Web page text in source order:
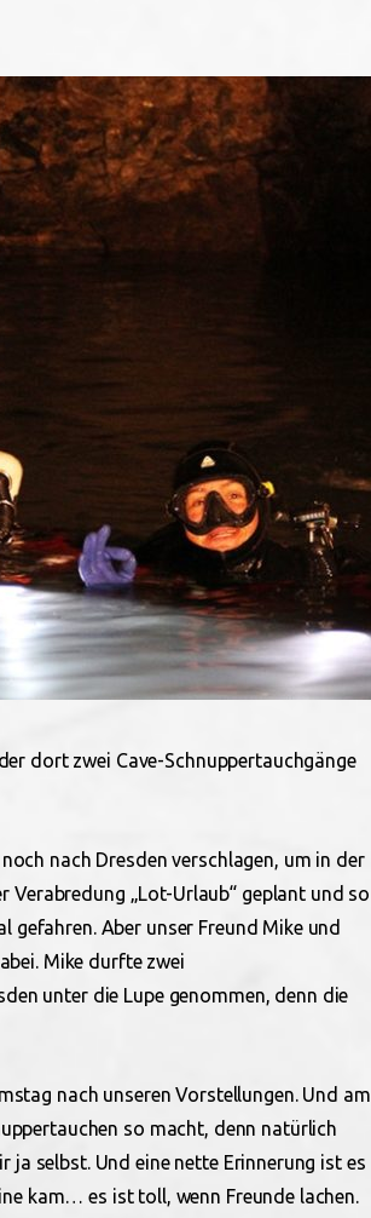
dort zwei Cave-Schnuppertauchgänge
nach Dresden verschlagen, um in der
„Lot-Urlaub“ geplant und so
Aber unser Freund Mike und
Mike durfte zwei
unter die Lupe genommen, denn die
nach unseren Vorstellungen. Und am
so macht, denn natürlich
ja selbst. Und eine nette Erinnerung ist es
kam… es ist toll, wenn Freunde lachen.